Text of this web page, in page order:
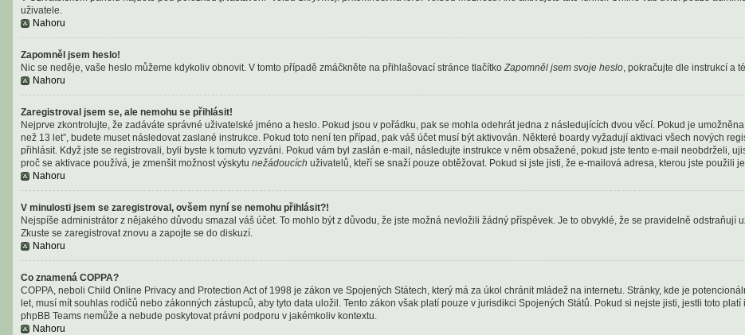
uživatele.
Nahoru
Zapomněl jsem heslo!
Nic se neděje, vaše heslo můžeme kdykoliv obnovit. V tomto případě zmáčkněte na přihlašovací stránce tlačítko Zapomněl jsem svoje heslo , pokračujte dle instrukcí a
Nahoru
Zaregistroval jsem se, ale nemohu se přihlásit!
Nejprve zkontrolujte, že zadáváte správné uživatelské jméno a heslo. Pokud jsou v pořádku, pak se mohla odehrát jedna z následujících dvou věcí. Pokud je
než 13 let”, budete muset následovat zaslané instrukce. Pokud toto není ten případ, pak váš účet musí být aktivován. Některé boardy vyžadují aktivaci všech nových
přihlásit. Když jste se registrovali, byli byste k tomuto vyzváni. Pokud vám byl zaslán e-mail, následujte instrukce v něm obsažené, pokud jste tento e-mail neobdrželi,
proč se aktivace používá, je zmenšit možnost výskytu nežádoucích uživatelů, kteří se snaží pouze obtěžovat. Pokud si jste jisti, že e-mailová adresa, kterou jste použili
Nahoru
V minulosti jsem se zaregistroval, ovšem nyní se nemohu přihlásit?!
Nejspíše administrátor z nějakého důvodu smazal váš účet. To mohlo být z důvodu, že jste možná nevložili žádný příspěvek. Je to obvyklé, že se pravidelně odstraňují
Zkuste se zaregistrovat znovu a zapojte se do diskuzí.
Nahoru
Co znamená COPPA?
COPPA, neboli Child Online Privacy and Protection Act of 1998 je zákon ve Spojených Státech, který má za úkol chránit mládež na internetu. Stránky, kde je
let, musí mít souhlas rodičů nebo zákonných zástupců, aby tyto data uložil. Tento zákon však platí pouze v jurisdikci Spojených Států. Pokud si nejste jisti, jestli toto
phpBB Teams nemůže a nebude poskytovat právni podporu v jakémkoliv kontextu.
Nahoru